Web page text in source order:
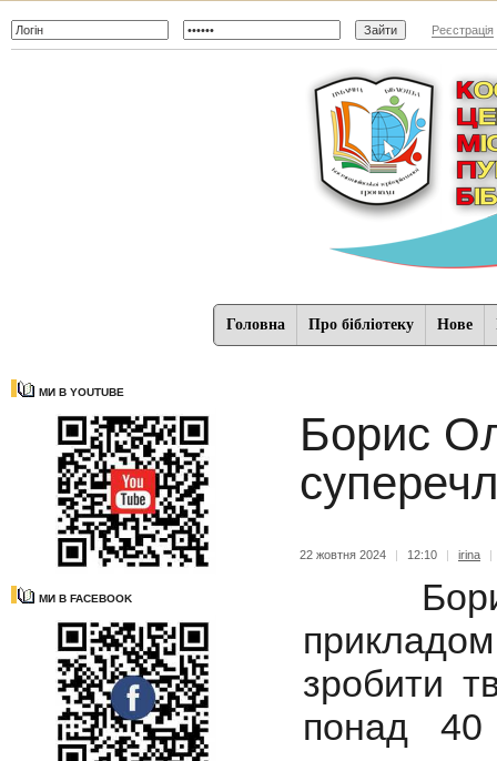
Реєстрація
Головна Про бібліотеку Нове
МИ В YOUTUBE
МИ В FACEBOOK
Борис
22 жовтня 2024 | 12:10 | irina |
Борис
зробити
понад 40